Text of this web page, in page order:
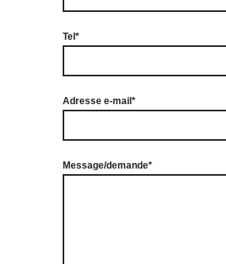
Tel*
Adresse e-mail*
Message/demande*